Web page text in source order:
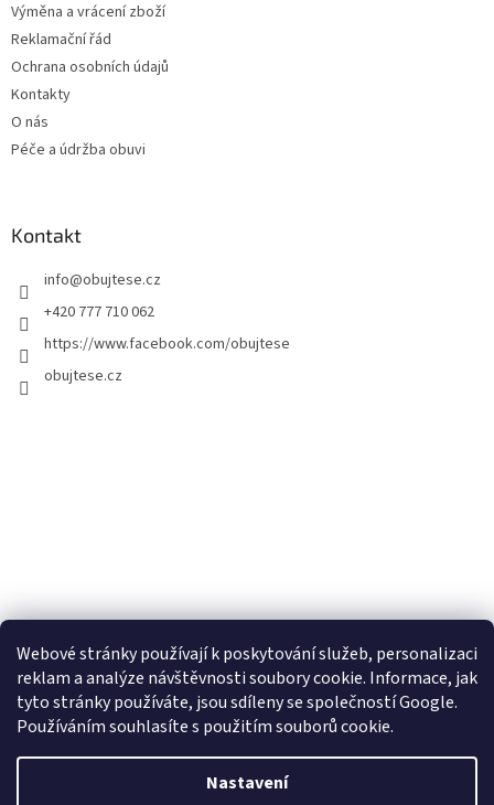
Webové stránky používají k poskytování služeb, personalizaci
reklam a analýze návštěvnosti soubory cookie. Informace, jak
tyto stránky používáte, jsou sdíleny se společností Google.
Používáním souhlasíte s použitím souborů cookie.
Nastavení
Výměna a vrácení zboží
Reklamační řád
Ochrana osobních údajů
Kontakty
O nás
Péče a údržba obuvi
Kontakt
info@obujtese.cz
+420 777 710 062
https://www.facebook.com/obujtese
obujtese.cz